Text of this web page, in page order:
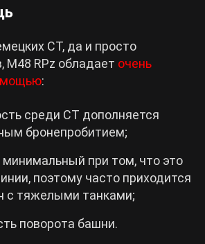
СТ, да и просто
M48 RPz обладает очень
мощью:
среди СТ дополняется
бронепробитием;
минимальный при том, что это
поэтому часто приходится
с тяжелыми танками;
поворота башни.